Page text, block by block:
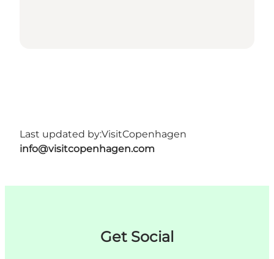
Last updated by:VisitCopenhagen
info@visitcopenhagen.com
Get Social